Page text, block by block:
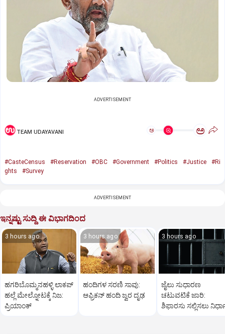
ADVERTISEMENT
TEAM UDAYAVANI ಅ ಅ
#CasteCensus #Reservation #OBC #Government #Politics #Justice
#Ri
ghts
#Survey
ADVERTISEMENT
ಇನ್ನಷ್ಟು ಸುದ್ದಿ ಈ ವಿಭಾಗದಿಂದ
3 hours ago
ಹಗರಿಬೊಮ್ಮನಹಳ್ಳಿ ಲಾಕಪ್‌
ಹಲ್ಲೆ ಮೇಲ್ನೋಟಕ್ಕೆ ನಿಜ:
ಪ್ರಿಯಾಂಕ್‌
3 hours ago
ಹಂದಿಗಳ ಸರಣಿ ಸಾವು:
ಆಫ್ರಿಕನ್‌ ಹಂದಿ ಜ್ವರ ದೃಢ
3 hours ago
ಜೈಲು ಸುಧಾರಣ
ಚಟುವಟಿಕೆ ಜಾರಿ:
ಶಿಫಾರಸು ಸಲ್ಲಿಸಲು